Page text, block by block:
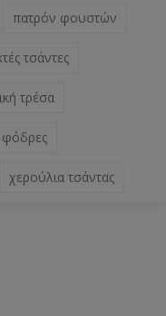
πατρόν φουστών
τσάντες
τρέσα
φόδρες
χερούλια τσάντας